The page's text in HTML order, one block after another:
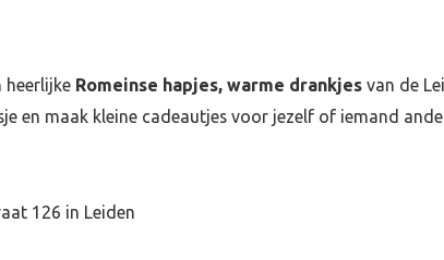
Romeinse hapjes, warme drankjesvan de
en maak kleine cadeautjes voor jezelf of iemand
126 in Leiden